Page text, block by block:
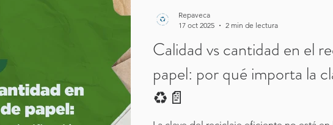
Calidad vs cantidad en el
papel: por qué importa la
♻️📄
Repaveca
17 oct 2025
2 min de lectura